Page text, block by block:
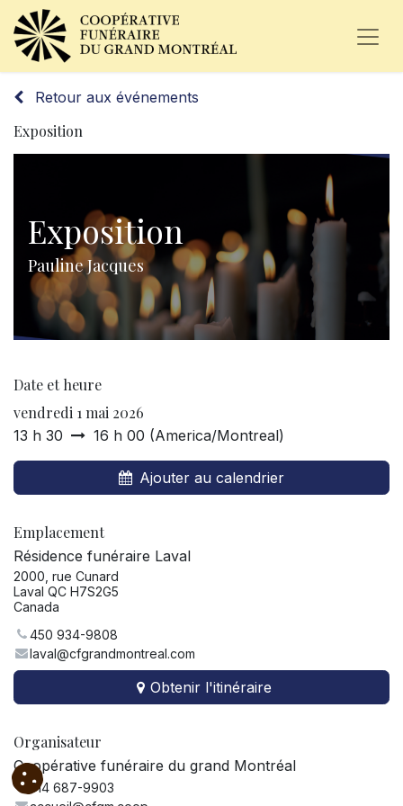
Retour aux événements
Exposition
Exposition
Pauline Jacques
Date et heure
vendredi 1 mai 2026
13 h 30 16 h 00 (America/Montreal)
Ajouter au calendrier
Emplacement
Résidence funéraire Laval
2000, rue Cunard
Laval QC H7S2G5
Canada
450 934-9808
laval@cfgrandmontreal.com
Obtenir l'itinéraire
Organisateur
Coopérative funéraire du grand Montréal
514 687-9903